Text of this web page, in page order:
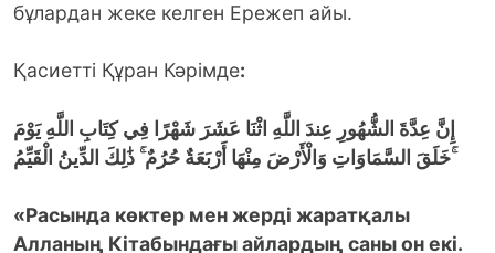
бұлардан жеке келген Ережеп айы.
Қасиетті Құран Кәрімде:
إِنَّ عِدَّةَ الشُّهُورِ عِندَ اللَّهِ اثْنَا عَشَرَ شَهْرًا فِي كِتَابِ اللَّهِ يَوْمَ
خَلَقَ السَّمَاوَاتِ وَالْأَرْضَ مِنْهَا أَرْبَعَةٌ حُرُمٌ ۚ ذَٰلِكَ الدِّينُ الْقَيِّمُ ۚ
«Расында көктер мен жерді жаратқалы
Алланың Кітабындағы айлардың саны он екі.